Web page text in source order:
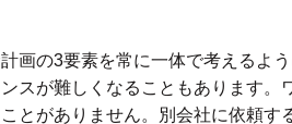
画の3要素を常に一体で考えるよう
スが難しくなることもあります。
とがありません。別会社に依頼す